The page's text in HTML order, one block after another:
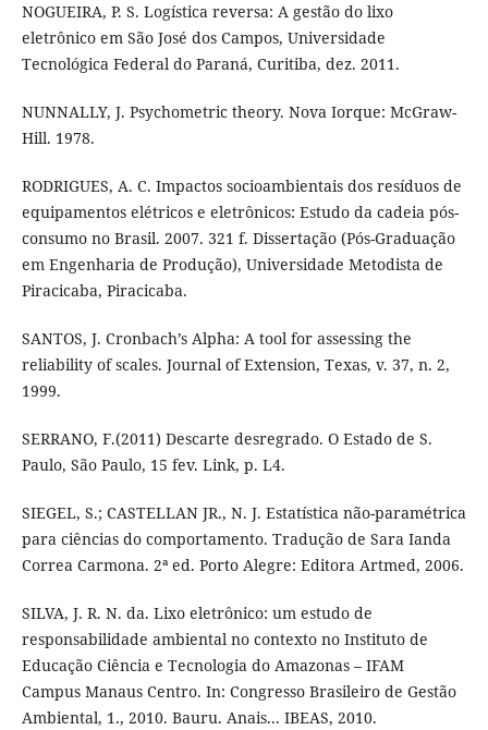
NOGUEIRA, P. S. Logística reversa: A gestão do lixo
eletrônico em São José dos Campos, Universidade
Tecnológica Federal do Paraná, Curitiba, dez. 2011.
NUNNALLY, J. Psychometric theory. Nova Iorque: McGraw-
Hill. 1978.
RODRIGUES, A. C. Impactos socioambientais dos resíduos de
equipamentos elétricos e eletrônicos: Estudo da cadeia pós-
consumo no Brasil. 2007. 321 f. Dissertação (Pós-Graduação
em Engenharia de Produção), Universidade Metodista de
Piracicaba, Piracicaba.
SANTOS, J. Cronbach’s Alpha: A tool for assessing the
reliability of scales. Journal of Extension, Texas, v. 37, n. 2,
1999.
SERRANO, F.(2011) Descarte desregrado. O Estado de S.
Paulo, São Paulo, 15 fev. Link, p. L4.
SIEGEL, S.; CASTELLAN JR., N. J. Estatística não-paramétrica
para ciências do comportamento. Tradução de Sara Ianda
Correa Carmona. 2ª ed. Porto Alegre: Editora Artmed, 2006.
SILVA, J. R. N. da. Lixo eletrônico: um estudo de
responsabilidade ambiental no contexto no Instituto de
Educação Ciência e Tecnologia do Amazonas – IFAM
Campus Manaus Centro. In: Congresso Brasileiro de Gestão
Ambiental, 1., 2010. Bauru. Anais... IBEAS, 2010.